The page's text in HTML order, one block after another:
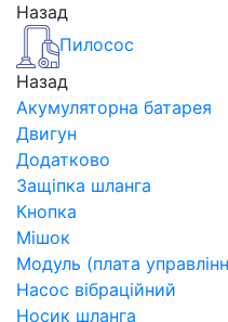
Назад
Пилосос
Назад
Акумуляторна батарея
Двигун
Додатково
Защіпка шланга
Кнопка
Мішок
Модуль (плата
Насос вібраційний
Носик шланга